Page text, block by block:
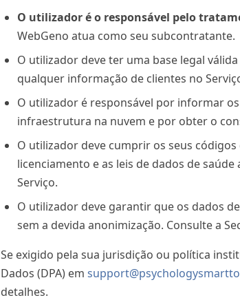
O utilizador é o responsável pelo
WebGeno atua como seu subcontratante.
O utilizador deve ter uma base legal
qualquer informação de clientes no
O utilizador é responsável por informar
infraestrutura na nuvem e por obter o
O utilizador deve cumprir os seus
licenciamento e as leis de dados de
Serviço.
O utilizador deve garantir que os dados
sem a devida anonimização. Consulte a
Se exigido pela sua jurisdição ou política
Dados (DPA) em
detalhes.